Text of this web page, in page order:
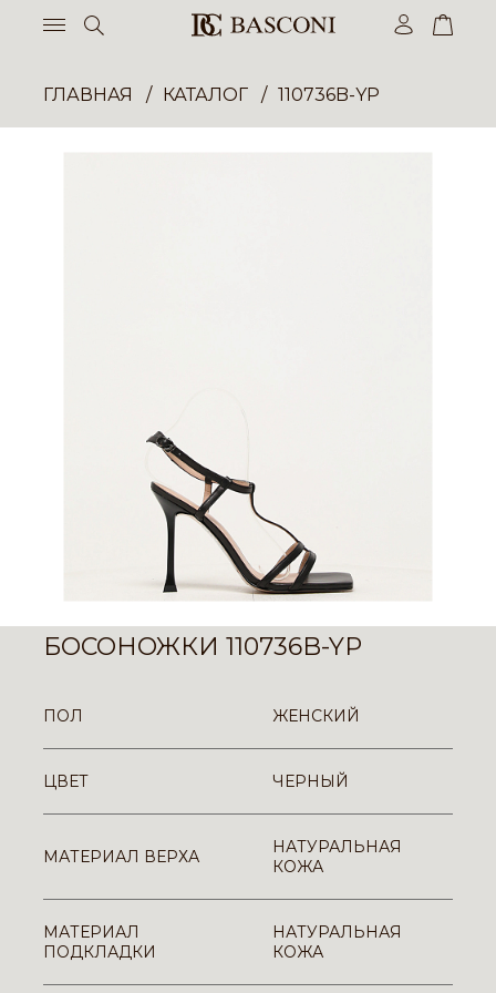
ГЛАВНАЯ КАТАЛОГ 110736B-YP
БОСОНОЖКИ 110736B-YP
ПОЛ ЖЕНСКИЙ
ЦВЕТ ЧЕРНЫЙ
МАТЕРИАЛ ВЕРХА
НАТУРАЛЬНАЯ
КОЖА
МАТЕРИАЛ
ПОДКЛАДКИ
НАТУРАЛЬНАЯ
КОЖА